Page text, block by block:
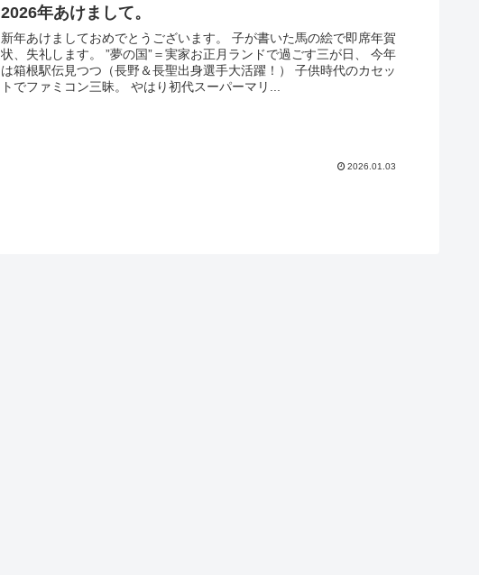
2026年あけまして。
新年あけましておめでとうございます。 子が書いた馬の絵で即席年賀
状、失礼します。 ”夢の国”＝実家お正月ランドで過ごす三が日、 今年
は箱根駅伝見つつ（長野＆長聖出身選手大活躍！） 子供時代のカセッ
トでファミコン三昧。 やはり初代スーパーマリ...
2026.01.03